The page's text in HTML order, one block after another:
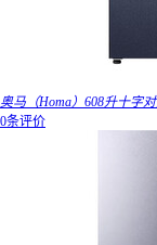
奥马（Homa）608升十字
0条评价